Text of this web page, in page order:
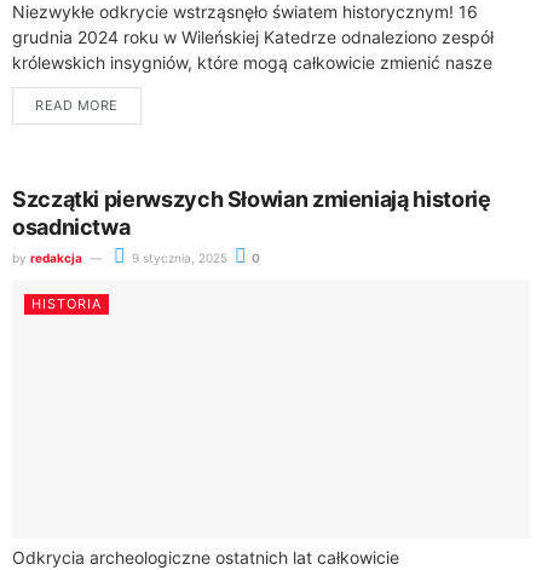
Niezwykłe odkrycie wstrząsnęło światem historycznym! 16
grudnia 2024 roku w Wileńskiej Katedrze odnaleziono zespół
królewskich insygniów, które mogą całkowicie zmienić nasze
postrzeganie historii Polski i Litwy.Naukowcy natrafili na
wyjątkowy zbiór...
READ MORE
Szczątki pierwszych Słowian zmieniają historię
osadnictwa
by redakcja 9 stycznia, 2025 0
HISTORIA
Odkrycia archeologiczne ostatnich lat całkowicie